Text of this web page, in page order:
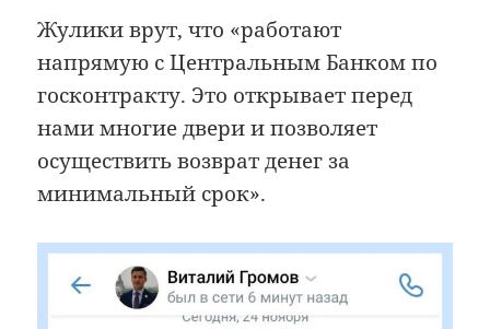
Жулики врут, что «работают
напрямую с Центральным Банком по
госконтракту. Это открывает перед
нами многие двери и позволяет
осуществить возврат денег за
минимальный срок».